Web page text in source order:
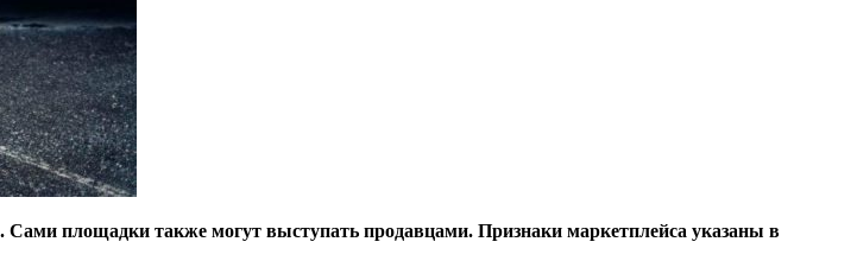
площадки также могут выступать продавцами. Признаки маркетплейса указаны в